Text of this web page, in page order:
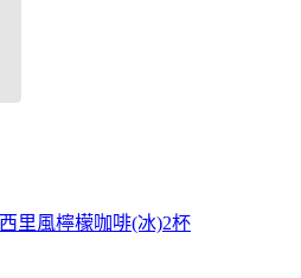
里風檸檬咖啡(冰)2杯